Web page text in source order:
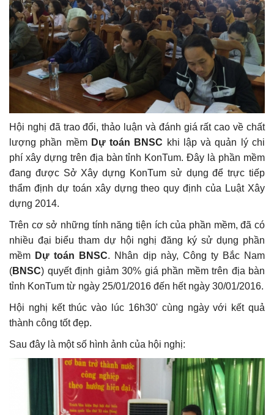
Hội nghị đã trao đổi, thảo luận và đánh giá rất cao về chất
lượng phần mềm Dự toán BNSC khi lập và quản lý chi
phí xây dựng trên địa bàn tỉnh KonTum. Đây là phần mềm
đang được Sở Xây dựng KonTum sử dụng để trực tiếp
thẩm định dự toán xây dựng theo quy định của Luật Xây
dựng 2014.
Trên cơ sở những tính năng tiện ích của phần mềm, đã có
nhiều đại biểu tham dự hội nghị đăng ký sử dụng phần
mềm Dự toán BNSC. Nhân dịp này, Công ty Bắc Nam
(BNSC) quyết định giảm 30% giá phần mềm trên địa bàn
tỉnh KonTum từ ngày 25/01/2016 đến hết ngày 30/01/2016.
Hội nghị kết thúc vào lúc 16h30' cùng ngày với kết quả
thành công tốt đẹp.
Sau đây là một số hình ảnh của hội nghị: